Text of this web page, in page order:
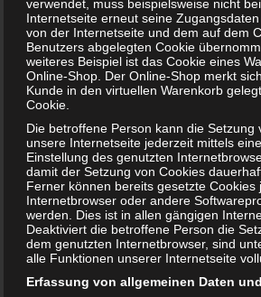
„Tabuzonen“ zu verdeutlichen
usw.). Die Tiere sollten ruhig im
Dingen schnuppern dürfen. So
und laden dann weniger zu Ausflügen
Fazit
Sieht man von Reptilien, Vögeln und
die meisten Haustiere bei einer
Problem. Hält man sich an die
Hygieneregeln und ist ein wenig
müssen Haustiere weder abgegeben
ausquartiert werden.
verwendet, muss beispielsweise nicht
Internetseite erneut seine
von der Internetseite und dem auf dem
Benutzers abgelegten Cookie
weiteres Beispiel ist das Cookie eines
Online-Shop. Der Online-Shop merkt
Kunde in den virtuellen Warenkorb
Cookie.
Die betroffene Person kann die Setzung
unsere Internetseite jederzeit mittels
Einstellung des genutzten
damit der Setzung von Cookies
Ferner können bereits gesetzte Cookies
Internetbrowser oder andere
werden. Dies ist in allen gängigen
Deaktiviert die betroffene Person die
dem genutzten Internetbrowser, sind
alle Funktionen unserer Internetseite
Erfassung von allgemeinen Daten